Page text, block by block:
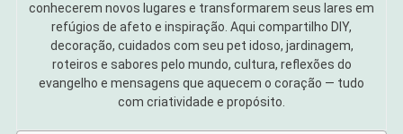
conhecerem novos lugares e transformarem seus lares em
refúgios de afeto e inspiração. Aqui compartilho DIY,
decoração, cuidados com seu pet idoso, jardinagem,
roteiros e sabores pelo mundo, cultura, reflexões do
evangelho e mensagens que aquecem o coração — tudo
com criatividade e propósito.